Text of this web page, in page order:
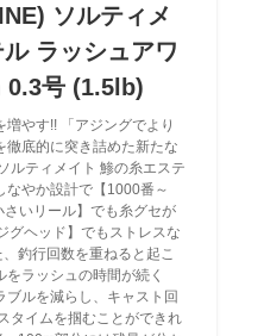
ソルティメ
ラッシュアワ
0.3号 (1.5lb)
増やす!! 「アジングでより
徹底的に突き詰めた新たな
ルティメイト 鯵の糸エステ
なやか設計で【1000番～
いリール】でも糸グセが
グヘッド】でもストレスな
釣行回数を重ねると起こ
ラッシュの時間が続く
ブルを減らし、キャスト回
タイムを掴むことができれ